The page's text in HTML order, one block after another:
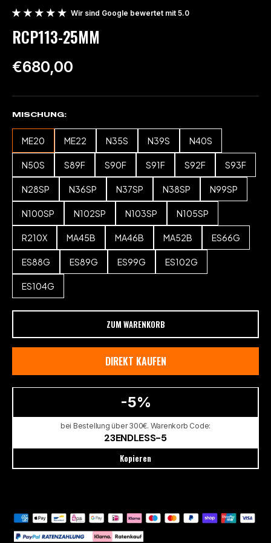
Wir sind Google bewertet mit 5.0
RCP113-25MM
€680,00
MISCHUNG
ME20 ME22 N35S N39S N40S
N50S S89F S90F S91F S92F S93F
N28SP N36SP N37SP N38SP N99SP
N100SP N102SP N103SP N105SP
R210X MA45B MA46B MA52B ES66G
ES88G ES89G ES99G ES102G
ES104G
ZUM WARENKORB
DIREKT KAUFEN
-5%
bei Bestellung über 300€. Warenkorb Code:
23ENDLESS-5
Kopieren